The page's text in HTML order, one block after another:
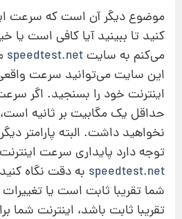
موضوع دیگر آن است که سرعت
کنید تا ببینید آیا کافی است یا
می‌کنم به سایت speedtest.net
این سایت می‌توانید سرعت
اینترنت خود را بسنجید. اگر
حداقل یک مگابیت بر ثانیه
نخواهید داشت. البته پارامتر
توجه دارد پایداری سرعت
speedtest.net به دقت نگاه
شما تقریبا ثابت است یا تغییرات
تقریبا ثابت باشد، اینترنت شما